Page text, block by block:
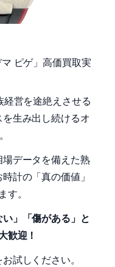
ピゲ」高価買取実
営を途絶えさせる
生み出し続けるオ
データを備えた熟
計の「真の価値」
す。
」「傷がある」と
歓迎！
試しください。